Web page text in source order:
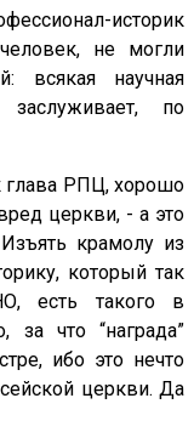
историк
не могли
всякая научная
заслуживает, по
глава РПЦ, хорошо
церкви, - а это
крамолу из
который так
есть такого в
за что “награда”
ибо это нечто
церкви. Да